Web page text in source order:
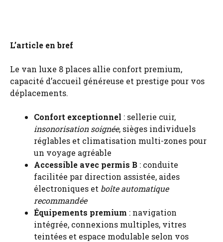
L’article en bref
Le van luxe 8 places allie confort premium,
capacité d’accueil généreuse et prestige pour vos
déplacements.
Confort exceptionnel : sellerie cuir,
insonorisation soignée, sièges individuels
réglables et climatisation multi-zones pour
un voyage agréable
Accessible avec permis B : conduite
facilitée par direction assistée, aides
électroniques et boîte automatique
recommandée
Équipements premium : navigation
intégrée, connexions multiples, vitres
teintées et espace modulable selon vos